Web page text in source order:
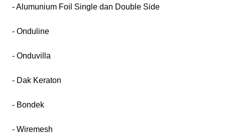
- Alumunium Foil Single dan Double Side
- Onduline
- Onduvilla
- Dak Keraton
- Bondek
- Wiremesh